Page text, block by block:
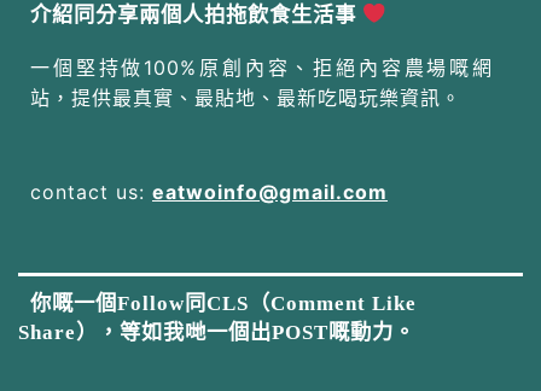
介紹同分享兩個人拍拖飲食生活事
一個堅持做100%原創內容、拒絕內容農場嘅網
站，提供最真實、最貼地、最新吃喝玩樂資訊。
contact us: eatwoinfo@gmail.com
你嘅一個Follow同CLS（Comment Like
Share），等如我哋一個出POST嘅動力。